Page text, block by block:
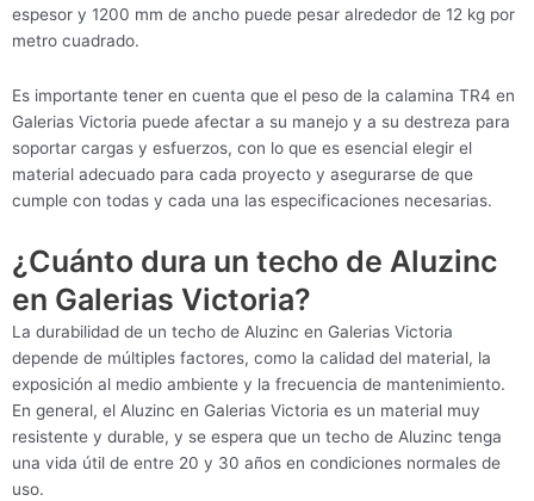
espesor y 1200 mm de ancho puede pesar alrededor de 12 kg por
metro cuadrado.
Es importante tener en cuenta que el peso de la calamina TR4 en
Galerias Victoria puede afectar a su manejo y a su destreza para
soportar cargas y esfuerzos, con lo que es esencial elegir el
material adecuado para cada proyecto y asegurarse de que
cumple con todas y cada una las especificaciones necesarias.
¿Cuánto dura un techo de Aluzinc
en Galerias Victoria?
La durabilidad de un techo de Aluzinc en Galerias Victoria
depende de múltiples factores, como la calidad del material, la
exposición al medio ambiente y la frecuencia de mantenimiento.
En general, el Aluzinc en Galerias Victoria es un material muy
resistente y durable, y se espera que un techo de Aluzinc tenga
una vida útil de entre 20 y 30 años en condiciones normales de
uso.